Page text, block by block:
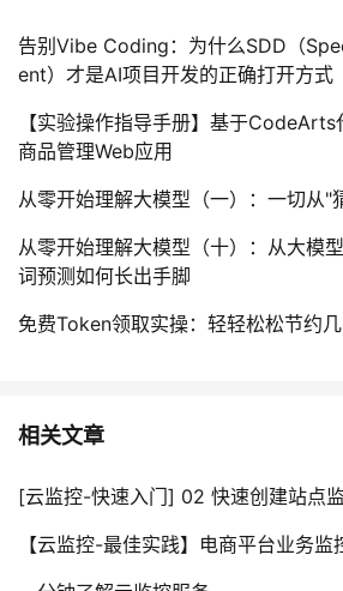
告别Vibe Coding：为什么SDD（
ent）才是AI项目开发的正确打开方式
【实验操作指导手册】基于
商品管理Web应用
从零开始理解大模型（一）：一切从"
从零开始理解大模型（十）：从大
词预测如何长出手脚
免费Token领取实操：轻轻松松节约
相关文章
[云监控-快速入门] 02 快速创建站点
【云监控-最佳实践】电商平台业务监